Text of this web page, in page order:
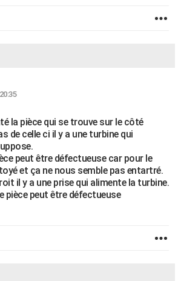
la pièce qui se trouve sur le côté
de celle ci il y a une turbine qui
peut être défectueuse car pour le
et ça ne nous semble pas entartré.
il y a une prise qui alimente la turbine.
pièce peut être défectueuse